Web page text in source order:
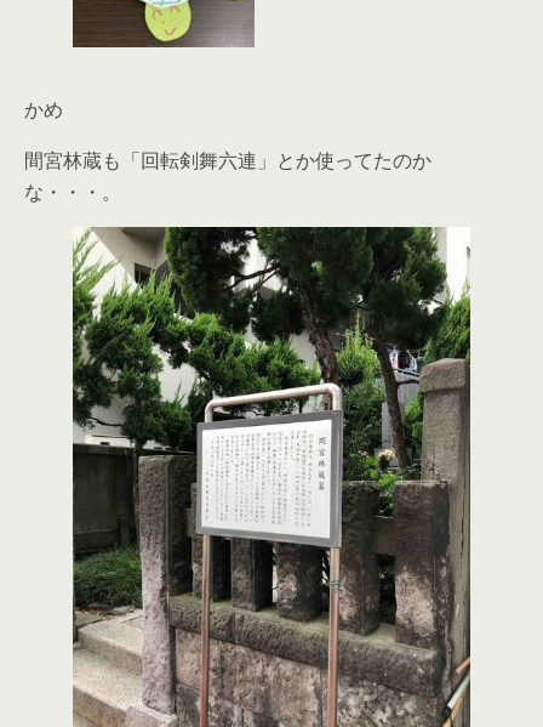
かめ
間宮林蔵も「回転剣舞六連」とか使ってたのか
な・・・。